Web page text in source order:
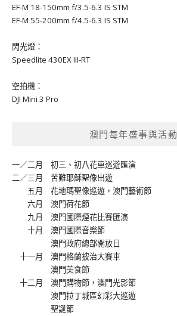
EF-M 18-150mm f/3.5-6.3 IS STM
EF-M 55-200mm f/4.5-6.3 IS STM
閃光燈：
Speedlite 430EX III-RT
空拍機：
DJI Mini 3 Pro
澳門每年盛事與活動
一／二月 初三、初八花車巡遊匯演
二／三月 苦難耶穌聖像出遊
五月 花地瑪聖像巡遊 ， 澳門藝術節
六月 澳門荷花節
九月 澳門國際煙花比賽匯演
十月 澳門國際音樂節
澳門政府總部開放日
十一月 澳門格蘭披治大賽車
澳門美食節
十二月 澳門購物節 ， 澳門光影節
澳門拉丁城區幻彩大巡遊
聖誕節